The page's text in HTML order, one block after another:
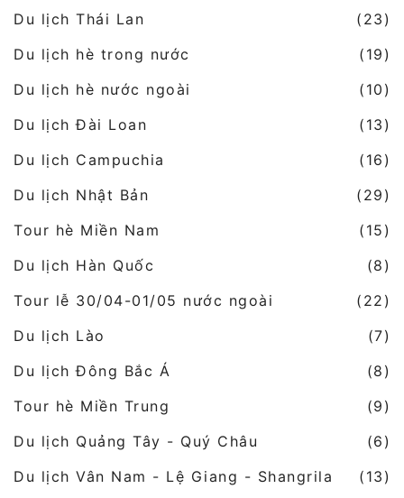
Du lịch Thái Lan
(23)
Du lịch hè trong nước
(19)
Du lịch hè nước ngoài
(10)
Du lịch Đài Loan
(13)
Du lịch Campuchia
(16)
Du lịch Nhật Bản
(29)
Tour hè Miền Nam
(15)
Du lịch Hàn Quốc
(8)
Tour lễ 30/04-01/05 nước ngoài
(22)
Du lịch Lào
(7)
Du lịch Đông Bắc Á
(8)
Tour hè Miền Trung
(9)
Du lịch Quảng Tây - Quý Châu
(6)
Du lịch Vân Nam - Lệ Giang - Shangrila
(13)